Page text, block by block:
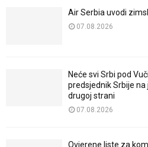
Air Serbia uvodi
07.08.2026
Neće svi Srbi pod
predsjednik Srbije
drugoj strani
07.08.2026
Ovjerene liste za